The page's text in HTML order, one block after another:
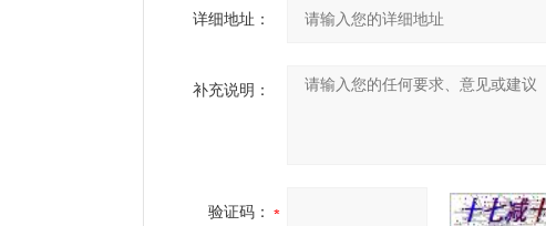
详细地址：
补充说明：
验证码：